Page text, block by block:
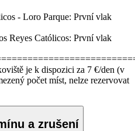
- Loro Parque: První vlak
Reyes Católicos: První vlak
je k dispozici za 7 €/den (v
počet míst, nelze rezervovat
a zrušení